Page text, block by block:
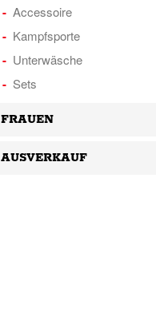
Accessoire
Kampfsporte
Unterwäsche
Sets
FRAUEN
AUSVERKAUF